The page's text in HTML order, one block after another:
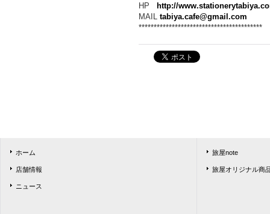
HP
http://
MAIL tabiya.cafe@gmail.com
*****************************************
ホーム
店舗情報
ニュース
旅屋note
旅屋オリジナル商